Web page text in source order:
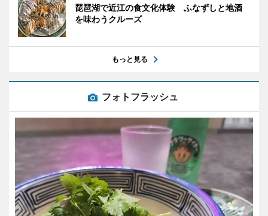
琵琶湖で近江の食文化体験 ふなずしと地酒
を味わうクルーズ
もっと見る
フォトフラッシュ